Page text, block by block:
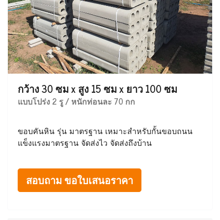
กว้าง 30 ซม x สูง 15 ซม x ยาว 100 ซม
แบบโปร่ง 2 รู / หนักท่อนละ 70 กก
ขอบคันหิน รุ่น มาตรฐาน เหมาะสำหรับกั้นขอบถนน
แข็งแรงมาตรฐาน จัดส่งไว จัดส่งถึงบ้าน
สอบถาม ขอใบเสนอราคา